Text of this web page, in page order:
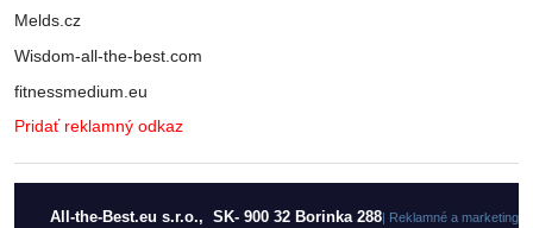
Melds.cz
Wisdom-all-the-best.com
fitnessmedium.eu
Pridať reklamný odkaz
All-the-Best.eu s.r.o., SK- 900 32 Borinka 288 | Reklamné a